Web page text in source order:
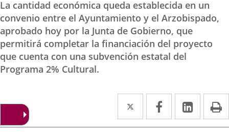
La cantidad económica queda establecida en un
convenio entre el Ayuntamiento y el Arzobispado,
aprobado hoy por la Junta de Gobierno, que
permitirá completar la financiación del proyecto
que cuenta con una subvención estatal del
Programa 2% Cultural.
Twitter
Enlace
a
Facebook
Enlace
a
Enlace
a